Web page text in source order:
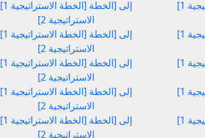
[الخطة الاستراتيجية 1] إلى [الخطة
الاستراتيجية 2]
[الخطة الاستراتيجية 1] إلى [الخطة
الاستراتيجية 2]
[الخطة الاستراتيجية 1] إلى [الخطة
الاستراتيجية 2]
[الخطة الاستراتيجية 1] إلى [الخطة
الاستراتيجية 2]
[الخطة الاستراتيجية 1] إلى [الخطة
الاستراتيجية 2]
[الخطة الاستراتيجية 1] إلى [الخطة
[الخطة الاستراتيجية 1] إلى [الخطة
[الخطة الاستراتيجية 1] إلى [الخطة
[الخطة الاستراتيجية 1] إلى [الخطة
[الخطة الاستراتيجية 1] إلى [الخطة